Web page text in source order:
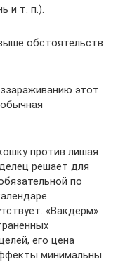
и т. п.).
обстоятельств
этот
против лишая
решает для
по
«Вакдерм»
его цена
минимальны.